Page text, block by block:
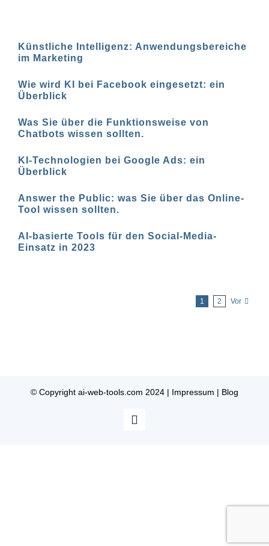
Künstliche Intelligenz: Anwendungsbereiche
im Marketing
Wie wird KI bei Facebook eingesetzt: ein
Überblick
Was Sie über die Funktionsweise von
Chatbots wissen sollten.
KI-Technologien bei Google Ads: ein
Überblick
Answer the Public: was Sie über das Online-
Tool wissen sollten.
AI-basierte Tools für den Social-Media-
Einsatz in 2023
1 2 Vor
© Copyright ai-web-tools.com 2024 | Impressum | Blog
X